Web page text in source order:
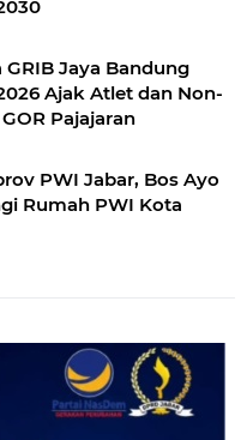
GRIB Jaya Bandung
Ajak Atlet dan Non-
Pajajaran
PWI Jabar, Bos Ayo
Rumah PWI Kota